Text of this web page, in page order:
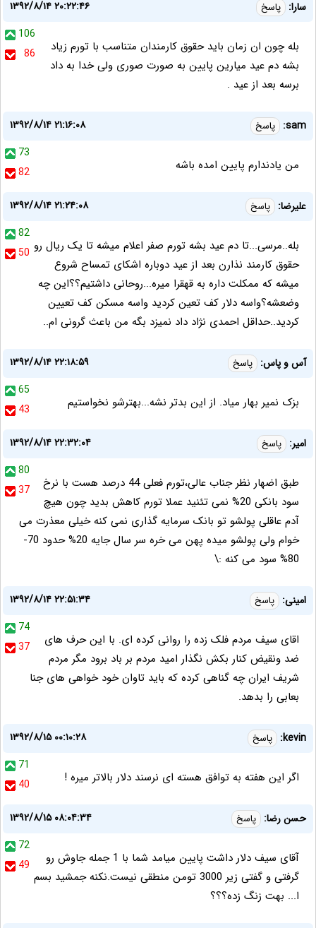
سارا: پاسخ
۱۳۹۲/۸/۱۴ ۲۰:۲۲:۴۶
106
86
بله چون ان زمان باید حقوق کارمندان متناسب با تورم زیاد
بشه دم عید میارین پایین به صورت صوری ولی خدا به داد
برسه بعد از عید .
sam: پاسخ
۱۳۹۲/۸/۱۴ ۲۱:۱۶:۰۸
73
82
من یادندارم پایین امده باشه
علیرضا: پاسخ
۱۳۹۲/۸/۱۴ ۲۱:۲۴:۰۸
82
50 بله..مرسی...تا دم عید بشه تورم صفر اعلام میشه تا یک ریال رو
حقوق کارمند نذارن بعد از عید دوباره اشکای تمساح شروع
میشه که ممکلت داره به قهقرا میره...روحانی داشتیم؟؟این چه
وضعشه؟واسه دلار کف تعین کردید واسه مسکن کف تعیین
کردید..حداقل احمدی نژاد داد نمیزد بگه من باعث گرونی ام..
آس و پاس: پاسخ
۱۳۹۲/۸/۱۴ ۲۲:۱۸:۵۹
65
43
بزک نمیر بهار میاد. از این بدتر نشه...بهترشو نخواستیم
امیر: پاسخ
۱۳۹۲/۸/۱۴ ۲۲:۳۲:۰۴
80
37
طبق اضهار نظر جناب عالی،تورم فعلی 44 درصد هست با نرخ
سود بانکی 20% نمی تئنید عملا تورم کاهش بدید چون هیچ
آدم عاقلی پولشو تو بانک سرمایه گذاری نمی کنه خیلی معذرت می
خوام ولی پولشو میده پهن می خره سر سال جایه 20% حدود 70-
80% سود می کنه :\
امینی: پاسخ
۱۳۹۲/۸/۱۴ ۲۲:۵۱:۳۴
74
37
اقای سیف مردم فلک زده را روانی کرده ای. با این حرف های
ضد ونقیض کنار بکش نگذار امید مردم بر باد برود مگر مردم
شریف ایران چه گناهی کرده که باید تاوان خود خواهی های جنا
بعابی را بدهد.
kevin: پاسخ
۱۳۹۲/۸/۱۵ ۰۰:۱۰:۲۸
71
40
اگر این هفته به توافق هسته ای نرسند دلار بالاتر میره !
حسن رضا: پاسخ
۱۳۹۲/۸/۱۵ ۰۸:۰۴:۳۴
72
49
آقای سیف دلار داشت پایین میامد شما با 1 جمله جاوش رو
گرفتی و گفتی زیر 3000 تومن منطقی نیست.نکنه جمشید بسم
ا... بهت زنگ زده؟؟؟